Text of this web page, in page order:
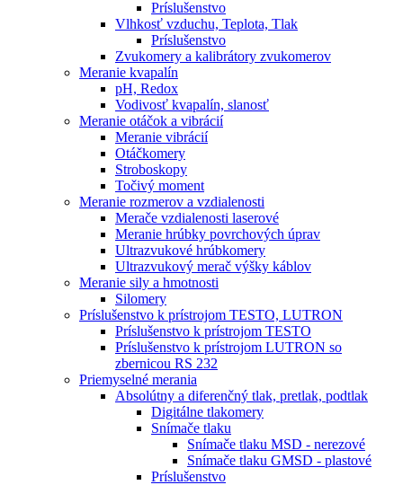
Príslušenstvo
Vlhkosť vzduchu, Teplota, Tlak
Príslušenstvo
Zvukomery a kalibrátory zvukomerov
Meranie kvapalín
pH, Redox
Vodivosť kvapalín, slanosť
Meranie otáčok a vibrácií
Meranie vibrácií
Otáčkomery
Stroboskopy
Točivý moment
Meranie rozmerov a vzdialenosti
Merače vzdialenosti laserové
Meranie hrúbky povrchových úprav
Ultrazvukové hrúbkomery
Ultrazvukový merač výšky káblov
Meranie sily a hmotnosti
Silomery
Príslušenstvo k prístrojom TESTO, LUTRON
Príslušenstvo k prístrojom TESTO
Príslušenstvo k prístrojom LUTRON so
zbernicou RS 232
Priemyselné merania
Absolútny a diferenčný tlak, pretlak, podtlak
Digitálne tlakomery
Snímače tlaku
Snímače tlaku MSD - nerezové
Snímače tlaku GMSD - plastové
Príslušenstvo